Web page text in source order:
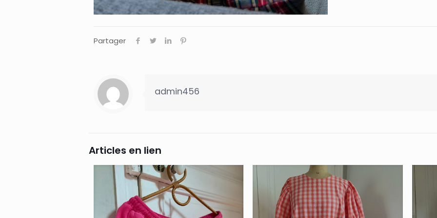
Partager
admin456
Articles en lien